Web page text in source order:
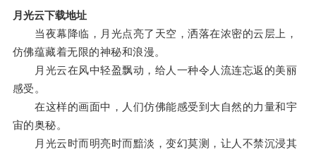
月光云下载地址
当夜幕降临，月光点亮了天空，洒落在浓密的云层上，
仿佛蕴藏着无限的神秘和浪漫。
月光云在风中轻盈飘动，给人一种令人流连忘返的美丽
感受。
在这样的画面中，人们仿佛能感受到大自然的力量和宇
宙的奥秘。
月光云时而明亮时而黯淡，变幻莫测，让人不禁沉浸其